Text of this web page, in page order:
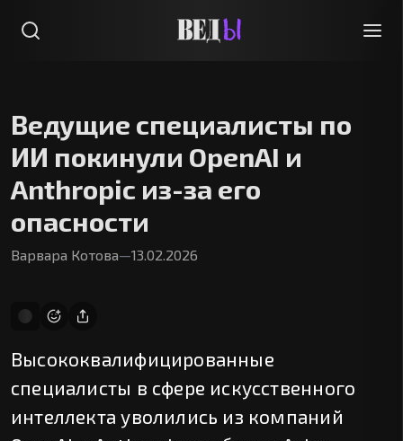
Ведущие специалисты по
ИИ покинули OpenAI и
Anthropic из-за его
опасности
Варвара Котова—13.02.2026
Высококвалифицированные
специалисты в сфере искусственного
интеллекта уволились из компаний